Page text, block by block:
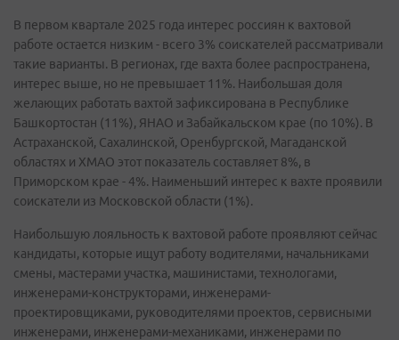
В первом квартале 2025 года интерес россиян к вахтовой
работе остается низким - всего 3% соискателей рассматривали
такие варианты. В регионах, где вахта более распространена,
интерес выше, но не превышает 11%. Наибольшая доля
желающих работать вахтой зафиксирована в Республике
Башкортостан (11%), ЯНАО и Забайкальском крае (по 10%). В
Астраханской, Сахалинской, Оренбургской, Магаданской
областях и ХМАО этот показатель составляет 8%, в
Приморском крае - 4%. Наименьший интерес к вахте проявили
соискатели из Московской области (1%).
Наибольшую лояльность к вахтовой работе проявляют сейчас
кандидаты, которые ищут работу водителями, начальниками
смены, мастерами участка, машинистами, технологами,
инженерами-конструкторами, инженерами-
проектировщиками, руководителями проектов, сервисными
инженерами, инженерами-механиками, инженерами по